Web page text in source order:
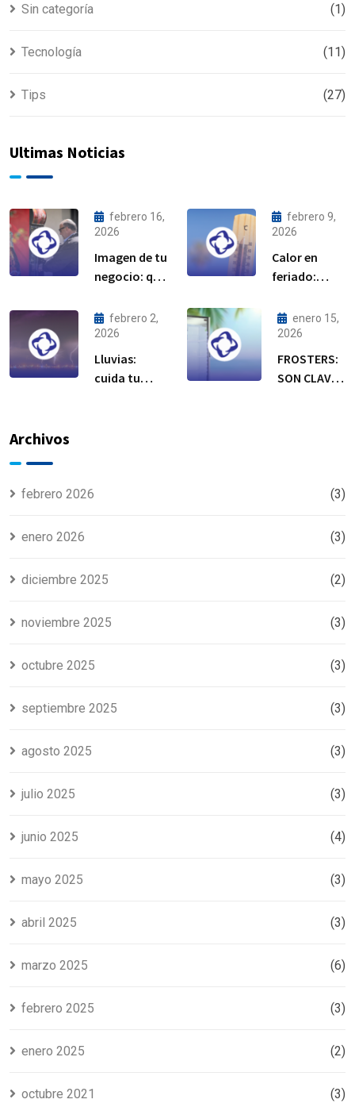
Sin categoría (1)
Tecnología (11)
Tips (27)
Ultimas Noticias
febrero 16,
2026
Imagen de tu
negocio: qué
equipos de
refrigeración
febrero 9,
2026
Calor en
feriado:
equipo de
refrigeración
febrero 2,
2026
Lluvias:
cuida tu
enero 15,
2026
FROSTERS:
SON CLAVE
Archivos
febrero 2026 (3)
enero 2026 (3)
diciembre 2025 (2)
noviembre 2025 (3)
octubre 2025 (3)
septiembre 2025 (3)
agosto 2025 (3)
julio 2025 (3)
junio 2025 (4)
mayo 2025 (3)
abril 2025 (3)
marzo 2025 (6)
febrero 2025 (3)
enero 2025 (2)
octubre 2021 (3)